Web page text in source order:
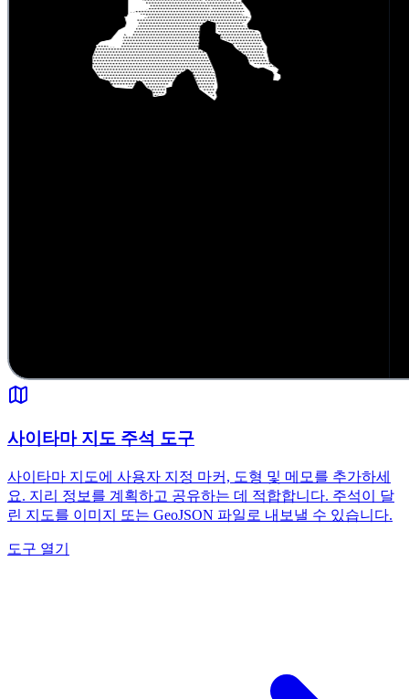
사이타마 지도 주석 도구
사이타마 지도에 사용자 지정 마커, 도형 및 메모를 추가하세
요. 지리 정보를 계획하고 공유하는 데 적합합니다. 주석이 달
린 지도를 이미지 또는 GeoJSON 파일로 내보낼 수 있습니다.
도구 열기